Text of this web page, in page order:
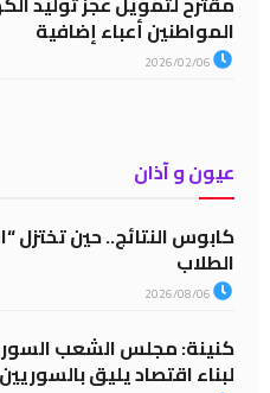
المواطنين أعباء إضافية
عيون و آذان
الطلاب
كنينة: مجلس الشعب
لبناء اقتصاد يليق بالسوريين